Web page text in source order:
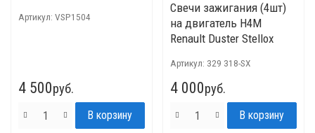
Артикул: VSP1504
4 500руб.
Свечи зажигания (4шт)
на двигатель H4M
Renault Duster Stellox
Артикул: 329 318-SX
4 000руб.